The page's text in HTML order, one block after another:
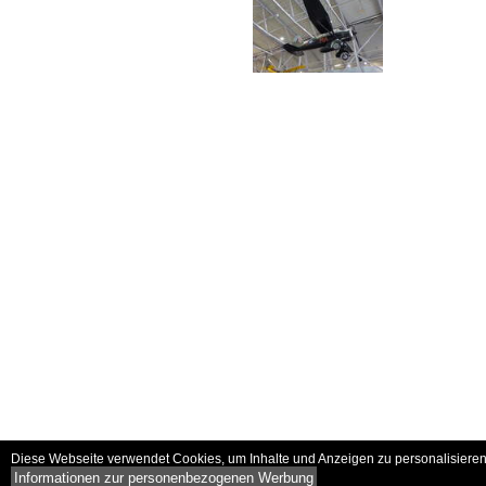
Diese Webseite verwendet Cookies, um Inhalte und Anzeigen zu
Informationen zur personenbezogenen Werbung